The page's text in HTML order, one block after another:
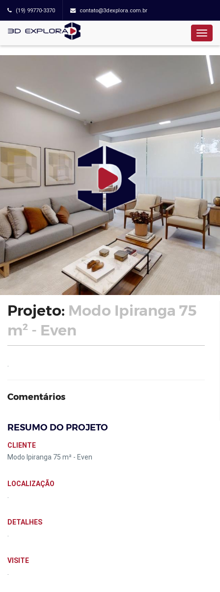
(19) 99770-3370 contato@3dexplora.com.br
Projeto: Modo Ipiranga 75
m² - Even
Comentários
RESUMO DO PROJETO
CLIENTE
Modo Ipiranga 75 m² - Even
LOCALIZAÇÃO
DETALHES
VISITE